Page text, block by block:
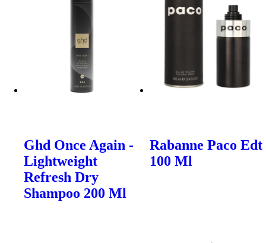
Ghd Once Again -
Lightweight
Refresh Dry
Shampoo 200 Ml
Rabanne Paco Edt
100 Ml